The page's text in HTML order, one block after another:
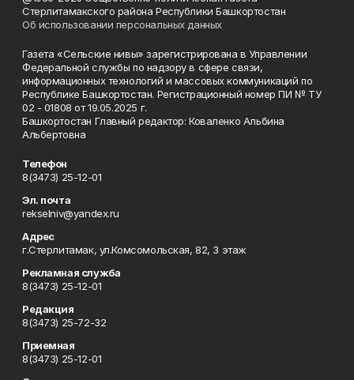
Стерлитамакского района Республики Башкортостан
Об использовании персональных данных
Газета «Сельские нивы» зарегистрирована в Управлении
Федеральной службы по надзору в сфере связи,
информационных технологий и массовых коммуникаций по
Республике Башкортостан. Регистрационный номер ПИ № ТУ
02 - 01808 от 19.05.2025 г.
Башкортостан Главный редактор: Коваленко Альбина
Альбертовна
Телефон
8(3473) 25-12-01
Эл. почта
rekselniv@yandex.ru
Адрес
г.Стерлитамак, ул.Комсомольская, 82, 3 этаж
Рекламная служба
8(3473) 25-12-01
Редакция
8(3473) 25-72-32
Приемная
8(3473) 25-12-01